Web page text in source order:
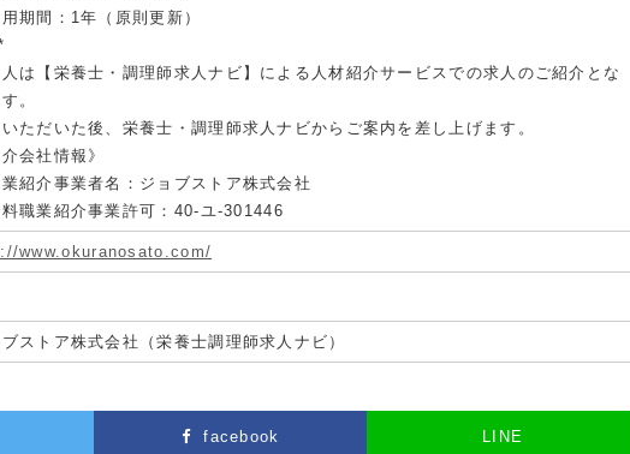
用期間：1年（原則更新）
は【栄養士・調理師求人ナビ】による人材紹介サービスでの求人のご紹介とな
。
ただいた後、栄養士・調理師求人ナビからご案内を差し上げます。
介会社情報》
業紹介事業者名：ジョブストア株式会社
料職業紹介事業許可：40-ユ-301446
www.okuranosato.com/
ストア株式会社（栄養士調理師求人ナビ）
facebook LINE